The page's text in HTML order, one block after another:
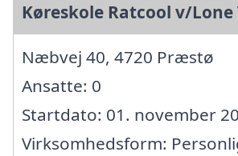
Køreskole Ratcool v/
Næbvej 40, 4720 Præstø
Ansatte: 0
Startdato: 01. november
Virksomhedsform: